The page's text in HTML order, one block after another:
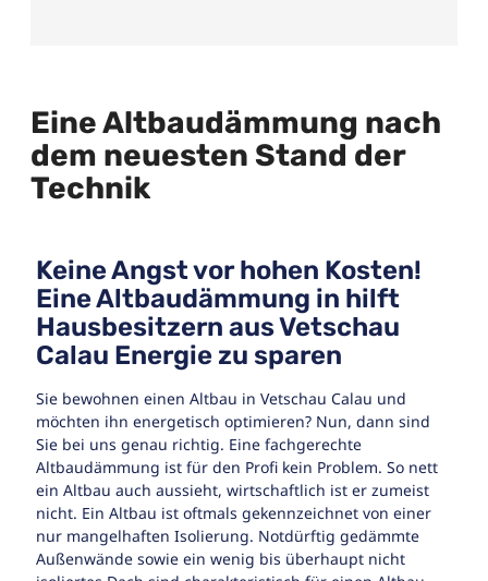
Eine Altbaudämmung nach
dem neuesten Stand der
Technik
Keine Angst vor hohen Kosten!
Eine Altbaudämmung in hilft
Hausbesitzern aus Vetschau
Calau Energie zu sparen
Sie bewohnen einen Altbau in Vetschau Calau und
möchten ihn energetisch optimieren? Nun, dann sind
Sie bei uns genau richtig. Eine fachgerechte
Altbaudämmung ist für den Profi kein Problem. So nett
ein Altbau auch aussieht, wirtschaftlich ist er zumeist
nicht. Ein Altbau ist oftmals gekennzeichnet von einer
nur mangelhaften Isolierung. Notdürftig gedämmte
Außenwände sowie ein wenig bis überhaupt nicht